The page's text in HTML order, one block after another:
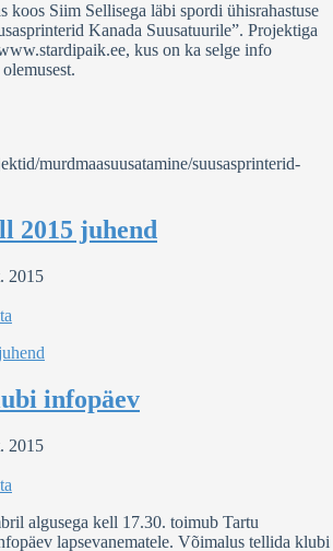
koos Siim Sellisega läbi spordi ühisrahastuse
Kanada Suusatuurile”. Projektiga
kus on ka selge info
murdmaasuusatamine/suusasprinterid-
2015 juhend
2015
infopäev
2015
algusega kell 17.30. toimub Tartu
lapsevanematele. Võimalus tellida klubi